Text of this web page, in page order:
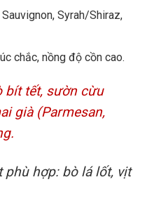
Syrah/Shiraz,
chắc, nồng độ cồn cao.
bít tết, sườn cừu
già (Parmesan,
phù hợp: bò lá lốt, vịt